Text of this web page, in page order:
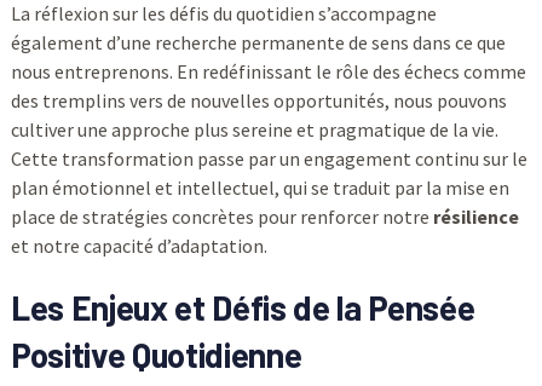
La réflexion sur les défis du quotidien s’accompagne
également d’une recherche permanente de sens dans ce que
nous entreprenons. En redéfinissant le rôle des échecs comme
des tremplins vers de nouvelles opportunités, nous pouvons
cultiver une approche plus sereine et pragmatique de la vie.
Cette transformation passe par un engagement continu sur le
plan émotionnel et intellectuel, qui se traduit par la mise en
place de stratégies concrètes pour renforcer notre résilience
et notre capacité d’adaptation.
Les Enjeux et Défis de la Pensée
Positive Quotidienne